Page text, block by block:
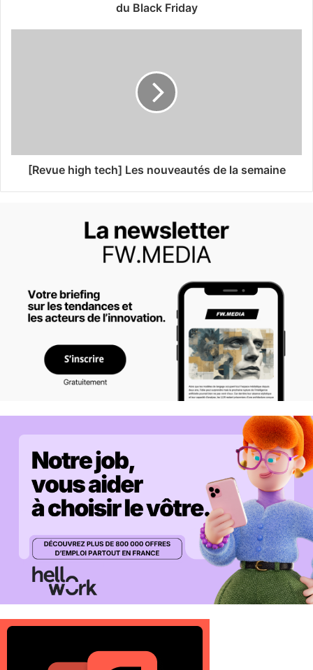
du Black Friday
[Revue high tech] Les nouveautés de la semaine